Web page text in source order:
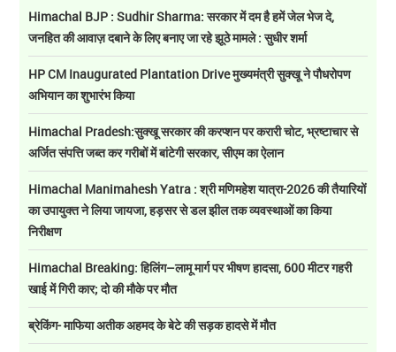
Himachal BJP : Sudhir Sharma: सरकार में दम है हमें जेल भेज दे,
जनहित की आवाज़ दबाने के लिए बनाए जा रहे झूठे मामले : सुधीर शर्मा
HP CM Inaugurated Plantation Drive मुख्यमंत्री सुक्खू ने पौधरोपण
अभियान का शुभारंभ किया
Himachal Pradesh:सुक्खू सरकार की करप्शन पर करारी चोट, भ्रष्टाचार से
अर्जित संपत्ति जब्त कर गरीबों में बांटेगी सरकार, सीएम का ऐलान
Himachal Manimahesh Yatra : श्री मणिमहेश यात्रा-2026 की तैयारियों
का उपायुक्त ने लिया जायजा, हड़सर से डल झील तक व्यवस्थाओं का किया
निरीक्षण
Himachal Breaking: हिलिंग–लामू मार्ग पर भीषण हादसा, 600 मीटर गहरी
खाई में गिरी कार; दो की मौके पर मौत
ब्रेकिंग- माफिया अतीक अहमद के बेटे की सड़क हादसे में मौत